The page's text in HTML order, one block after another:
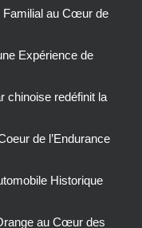
Familial au Cœur de
Expérience de
chinoise redéfinit la
de l’Endurance
Historique
au Cœur des